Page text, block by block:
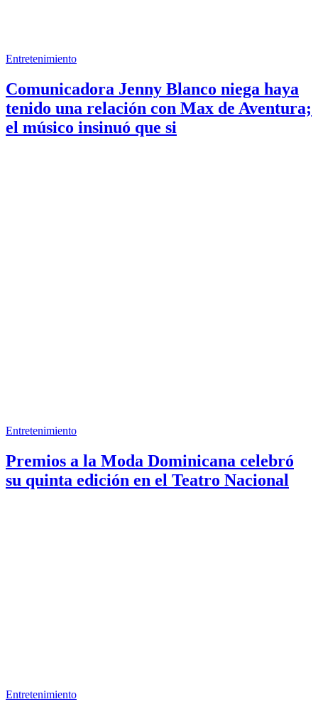
Entretenimiento
Comunicadora Jenny Blanco niega haya
tenido una relación con Max de Aventura;
el músico insinuó que si
Entretenimiento
Premios a la Moda Dominicana celebró
su quinta edición en el Teatro Nacional
Entretenimiento